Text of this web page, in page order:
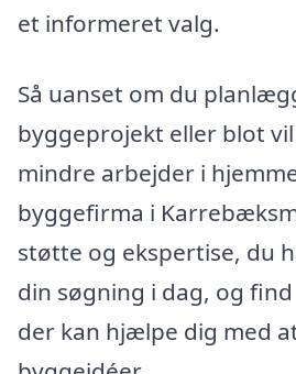
et informeret valg.
Så uanset om du
byggeprojekt eller blot
mindre arbejder i
byggefirma i
støtte og ekspertise, du
din søgning i dag, og
der kan hjælpe dig med